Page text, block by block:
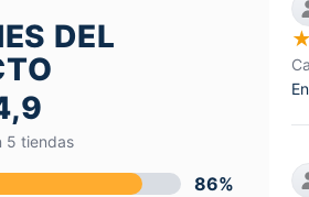
DEL
5 tiendas
86%
★